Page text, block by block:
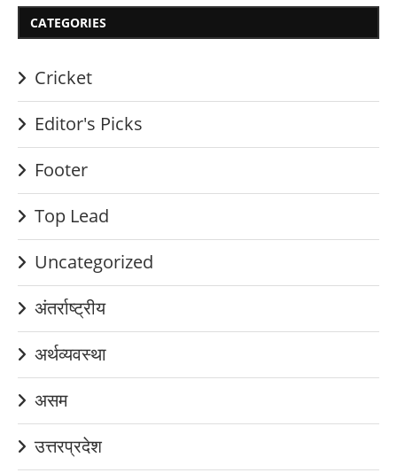
CATEGORIES
Cricket
Editor's Picks
Footer
Top Lead
Uncategorized
अंतर्राष्ट्रीय
अर्थव्यवस्था
असम
उत्तरप्रदेश